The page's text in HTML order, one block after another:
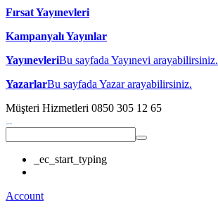
Fırsat Yayınevleri
Kampanyalı Yayınlar
YayınevleriBu sayfada Yayınevi arayabilirsiniz.
YazarlarBu sayfada Yazar arayabilirsiniz.
Müşteri Hizmetleri 0850 305 12 65
_ec_start_typing
Account